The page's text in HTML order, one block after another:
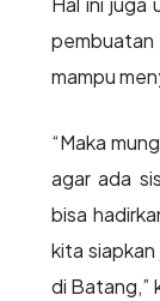
mampu
“Maka
agar ada
bisa
kita
di Batang,”